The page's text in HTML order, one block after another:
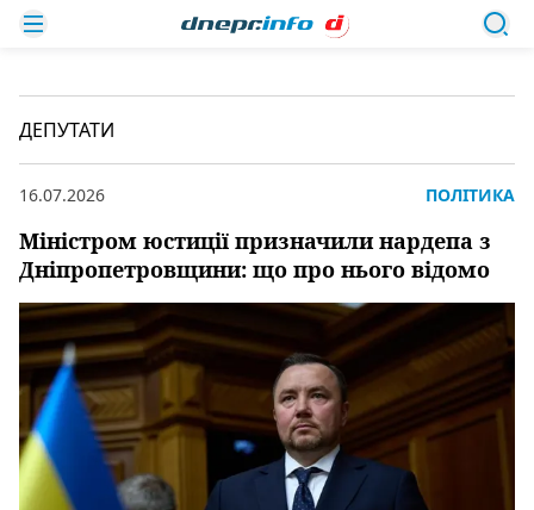
ДЕПУТАТИ
Міністром юстиції призначили нардепа з
Дніпропетровщини: що про нього відомо
16.07.2026 ПОЛІТИКА